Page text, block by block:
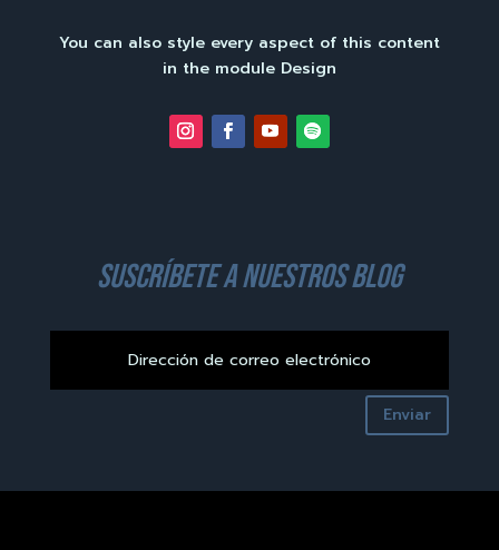
You can also style every aspect of this content
in the module Design
suscríbete a nuestros blog
Enviar